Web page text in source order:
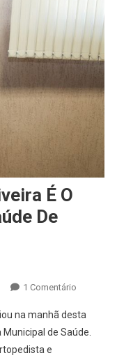
É O
De
1 ComentárioEm
Machado
Oliveira
na manhã desta
de Saúde.
e